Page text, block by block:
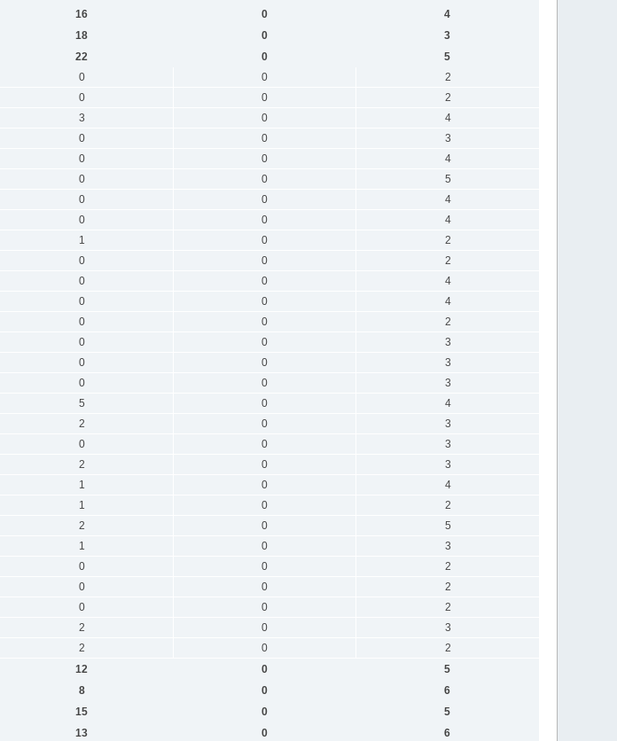
16 0
4
18 0
3
22 0
5
0 0
2
0 0
2
3 0
4
0 0
3
0 0
4
0 0
5
0 0
4
0 0
4
1 0
2
0 0
2
0 0
4
0 0
4
0 0
2
0 0
3
0 0
3
0 0
3
5 0
4
2 0
3
0 0
3
2 0
3
1 0
4
1 0
2
2 0
5
1 0
3
0 0
2
0 0
2
0 0
2
2 0
3
2 0
2
12 0
5
8 0
6
15 0
5
13 0 6